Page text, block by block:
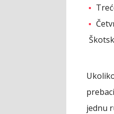
jednu